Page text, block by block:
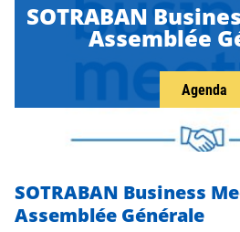
SOTRABAN
Assemblée
Agenda
SOTRABAN Business
Assemblée Générale